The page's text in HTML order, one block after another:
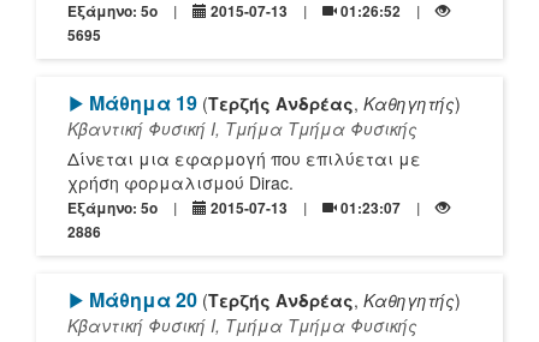
Εξάμηνο: 5o 2015-07-13
01:26:52
5695
[Play]
Μάθημα 19 (Τερζής Ανδρέας, Καθηγητής)
Κβαντική Φυσική Ι, Τμήμα Τμήμα Φυσικής
Δίνεται μια εφαρμογή που επιλύεται με
χρήση φορμαλισμού Dirac.
Εξάμηνο: 5o 2015-07-13
01:23:07
2886
[Play]
Μάθημα 20 (Τερζής Ανδρέας, Καθηγητής)
Κβαντική Φυσική Ι, Τμήμα Τμήμα Φυσικής